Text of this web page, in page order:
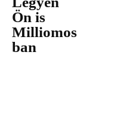
Ön is
Milliomos
ban